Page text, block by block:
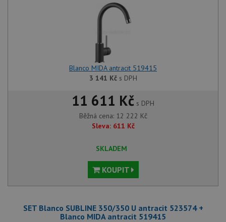
Blanco MIDA antracit 519415
3 141 Kčs DPH
11 611 Kč s DPH
Běžná cena: 12 222 Kč
Sleva: 611 Kč
SKLADEM
KOUPIT
SET Blanco SUBLINE 350/350 U antracit 523574 +
Blanco MIDA antracit 519415